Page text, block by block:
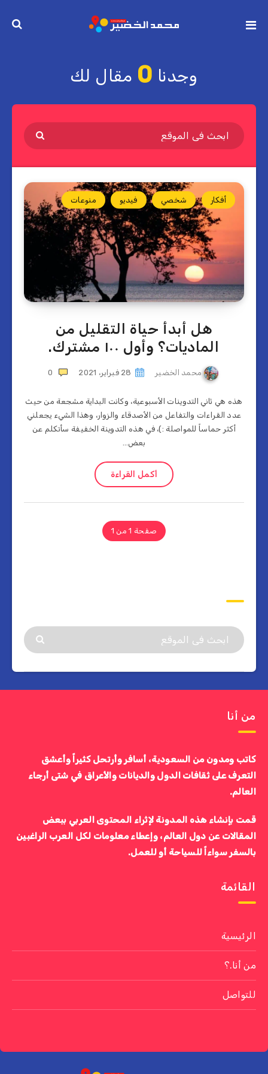
وجدنا 0 مقال لك
أفكار شخصي فيديو منوعات
هل أبدأ حياة التقليل من
الماديات؟ وأول ١٠٠ مشترك.
محمد الخضير 28 فبراير، 2021 0
هذه هي ثاني التدوينات الأسبوعية، وكانت البداية مشجعة من حيث
عدد القراءات والتفاعل من الأصدقاء والزوار، وهذا الشيء يجعلني
أكثر حماساً للمواصلة :)، في هذه التدوينة الخفيفة سأتكلم عن
بعض…
أكمل القراءة
صفحة 1 من 1
من أنا
كاتب ومدون من السعودية، أسافر وأرتحل كثيراً وأعشق
التعرف على ثقافات الدول والديانات والأعراق في شتى أرجاء
العالم.
قمت بإنشاء هذه المدونة لإثراء المحتوى العربي ببعض
المقالات عن دول العالم، وإعطاء معلومات لكل العرب الراغبين
بالسفر سواءاً للسياحة أو للعمل.
القائمة
الرئيسية
من أنا.؟
للتواصل